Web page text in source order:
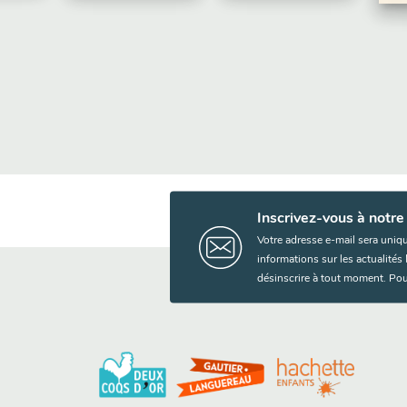
Inscrivez-vous à
Votre adresse e-mail sera
informations sur les actualités
désinscrire à tout moment.